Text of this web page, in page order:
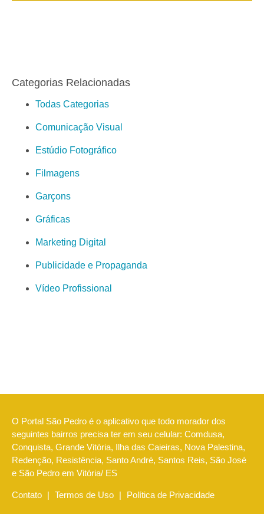
Categorias Relacionadas
Todas Categorias
Comunicação Visual
Estúdio Fotográfico
Filmagens
Garçons
Gráficas
Marketing Digital
Publicidade e Propaganda
Vídeo Profissional
O Portal São Pedro é o aplicativo que todo morador dos
seguintes bairros precisa ter em seu celular: Comdusa,
Conquista, Grande Vitória, Ilha das Caieiras, Nova Palestina,
Redenção, Resistência, Santo André, Santos Reis, São José
e São Pedro em Vitória/ ES
Contato | Termos de Uso | Política de Privacidade